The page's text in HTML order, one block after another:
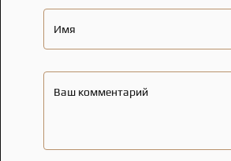
Имя
Ваш комментарий